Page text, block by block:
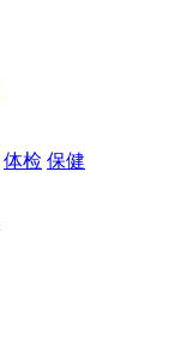
体检 保健